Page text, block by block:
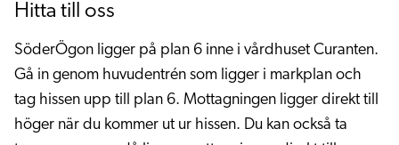
Hitta till oss
SöderÖgon ligger på plan 6 inne i vårdhuset Curanten.
Gå in genom huvudentrén som ligger i markplan och
tag hissen upp till plan 6. Mottagningen ligger direkt till
höger när du kommer ut ur hissen. Du kan också ta